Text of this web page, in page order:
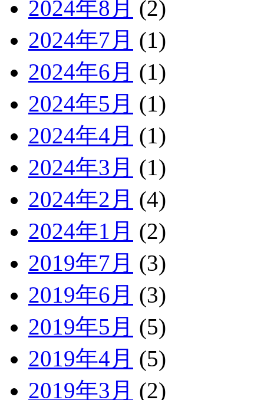
2024年8月 (2)
2024年7月 (1)
2024年6月 (1)
2024年5月 (1)
2024年4月 (1)
2024年3月 (1)
2024年2月 (4)
2024年1月 (2)
2019年7月 (3)
2019年6月 (3)
2019年5月 (5)
2019年4月 (5)
2019年3月 (2)